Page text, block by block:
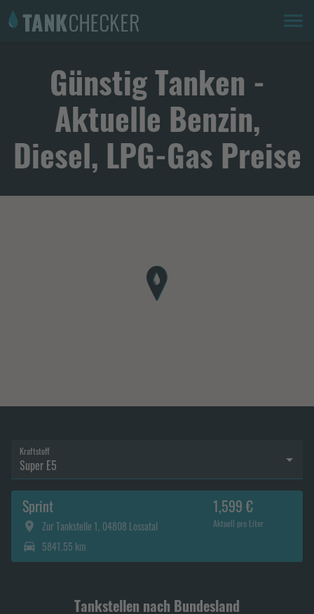
Günstig Tanken -
Aktuelle Benzin,
Diesel, LPG-Gas Preise
Kraftstoff
Super E5
Sprint
Zur Tankstelle 1, 04808 Lossatal
5841.55 km
1,599 €
Aktuell pro Liter
Tankstellen nach Bundesland